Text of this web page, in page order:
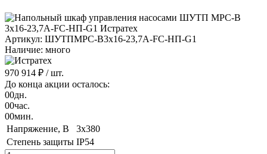
Артикул: ШУТПMPC-B3x16-23,7A-FC-HП-G1
Наличие: много
970 914 ₽ / шт.
До конца акции осталось:
00дн.
00час.
00мин.
Напряжение, B
3х380
Степень защиты IP54